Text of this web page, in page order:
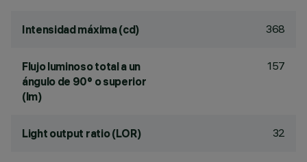
Intensidad máxima (cd) 368
Flujo luminoso total a un
ángulo de 90° o superior
(lm)
157
Light output ratio (LOR) 32